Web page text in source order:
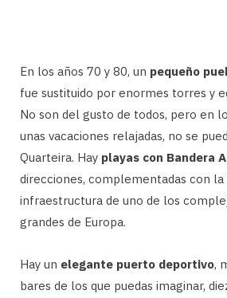
En los años 70 y 80, un pequeño
fue sustituido por enormes torres y
No son del gusto de todos, pero en
unas vacaciones relajadas, no se
Quarteira. Hay playas con Bandera
direcciones, complementadas con la
infraestructura de uno de los
grandes de Europa.
Hay un elegante puerto deportivo,
bares de los que puedas imaginar,